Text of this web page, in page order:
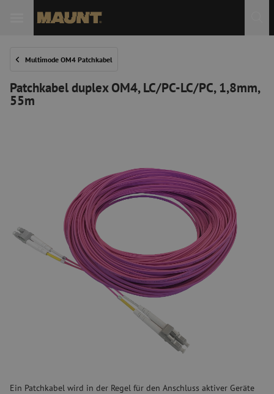
Multimode OM4 Patchkabel
Patchkabel duplex OM4, LC/PC-LC/PC, 1,8mm,
55m
Ein Patchkabel wird in der Regel für den Anschluss aktiver Geräte